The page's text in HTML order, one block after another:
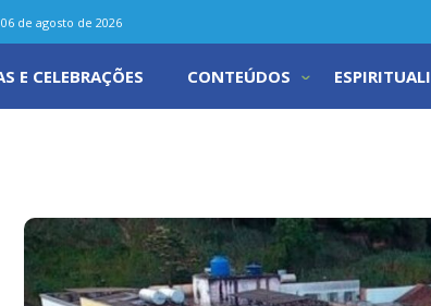
de agosto de 2026
E CELEBRAÇÕES CONTEÚDOS